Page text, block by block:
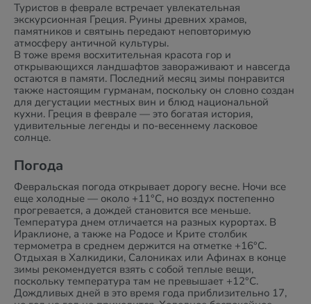
Туристов в феврале встречает увлекательная
экскурсионная Греция. Руины древних храмов,
памятников и святынь передают неповторимую
атмосферу античной культуры.
В тоже время восхитительная красота гор и
открывающихся ландшафтов завораживают и навсегда
остаются в памяти. Последний месяц зимы понравится
также настоящим гурманам, поскольку он словно создан
для дегустации местных вин и блюд национальной
кухни. Греция в феврале — это богатая история,
удивительные легенды и по-весеннему ласковое
солнце.
Погода
Февральская погода открывает дорогу весне. Ночи все
еще холодные — около +11°C, но воздух постепенно
прогревается, а дождей становится все меньше.
Температура днем отличается на разных курортах. В
Ираклионе, а также на Родосе и Крите столбик
термометра в среднем держится на отметке +16°C.
Отдыхая в Халкидики, Салониках или Афинах в конце
зимы рекомендуется взять с собой теплые вещи,
поскольку температура там не превышает +12°C.
Дождливых дней в это время года приблизительно 17,